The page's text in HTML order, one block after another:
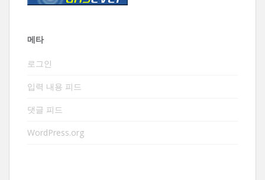
메타
로그인
입력 내용 피드
댓글 피드
WordPress.org